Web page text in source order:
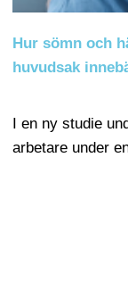
Hur sömn och
huvudsak
I en ny studie
arbetare under